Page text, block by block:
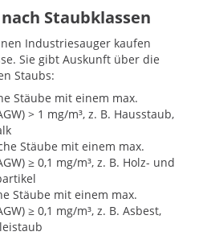
Staubklassen
Industriesauger kaufen
Sie gibt Auskunft über die
Staubs:
Stäube mit einem max.
> 1 mg/m³, z. B. Hausstaub,
Stäube mit einem max.
≥ 0,1 mg/m³, z. B. Holz- und
Stäube mit einem max.
≥ 0,1 mg/m³, z. B. Asbest,